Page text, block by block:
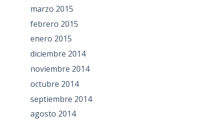
marzo 2015
febrero 2015
enero 2015
diciembre 2014
noviembre 2014
octubre 2014
septiembre 2014
agosto 2014